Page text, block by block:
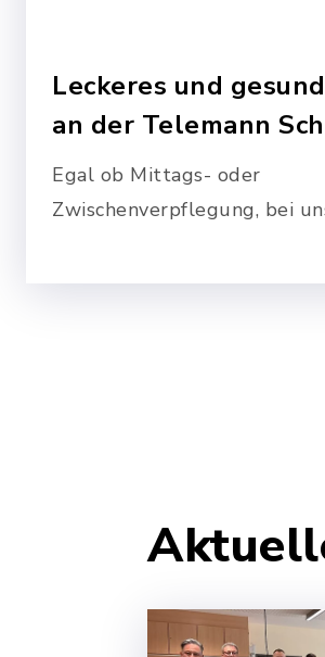
Leckeres und
an der Telemann
Egal ob Mittags- oder
Zwischenverpflegung, bei